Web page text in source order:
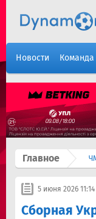
Новости Команда
Главное
5 июня 2026 11:14
Сборная